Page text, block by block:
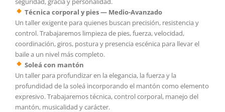
Técnica corporal y pies — Medio-Avanzado
Un taller exigente para quienes buscan precisión, resistencia y
control. Trabajaremos limpieza de pies, fuerza, velocidad,
coordinación, giros, postura y presencia escénica para llevar el
baile a un nivel más completo.
Soleá con mantón
Un taller para profundizar en la elegancia, la fuerza y la
profundidad de la soleá incorporando el mantón como elemento
expresivo. Trabajaremos técnica, control corporal, manejo del
mantón, musicalidad y carácter.